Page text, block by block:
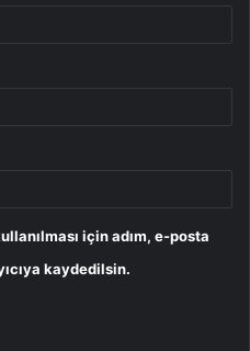
için adım, e-posta
kaydedilsin.